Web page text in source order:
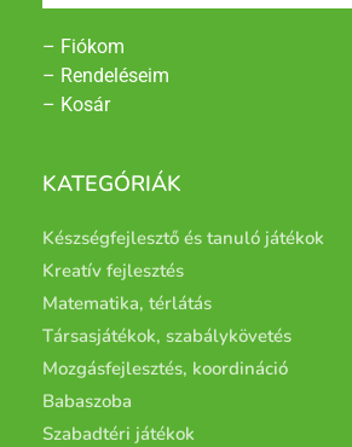
– Fiókom
– Rendeléseim
– Kosár
KATEGÓRIÁK
Készségfejlesztő és tanuló játékok
Kreatív fejlesztés
Matematika, térlátás
Társasjátékok, szabálykövetés
Mozgásfejlesztés, koordináció
Babaszoba
Szabadtéri játékok